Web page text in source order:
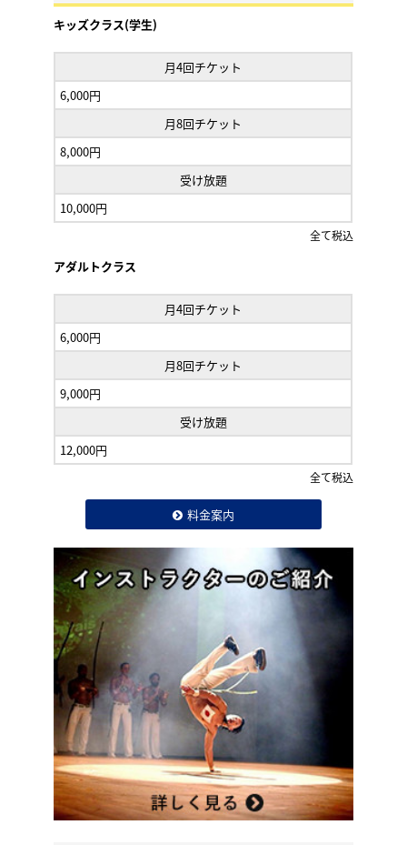
キッズクラス(学生)
月4回チケット
6,000円
月8回チケット
8,000円
受け放題
10,000円
全て税込
アダルトクラス
月4回チケット
6,000円
月8回チケット
9,000円
受け放題
12,000円
全て税込
料金案内